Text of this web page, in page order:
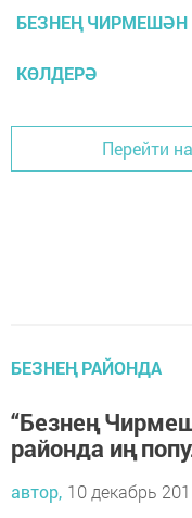
БЕЗНЕҢ ЧИРМЕШӘН
КӨЛДЕРӘ
Перейти
БЕЗНЕҢ РАЙОНДА
“Безнең
районда иң
автор, 10 декабрь